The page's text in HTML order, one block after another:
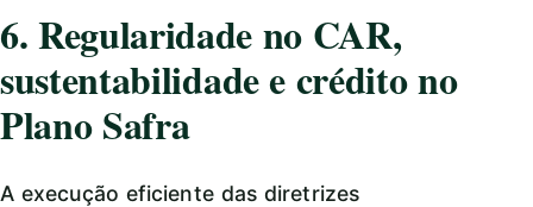
6. Regularidade no CAR,
sustentabilidade e crédito no
Plano Safra
A execução eficiente das diretrizes